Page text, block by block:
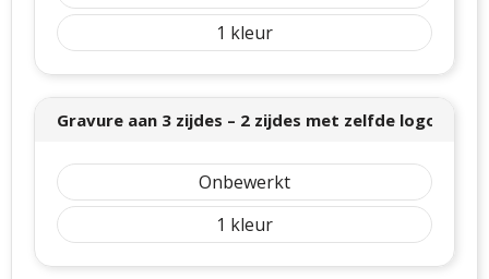
1
Gravure aan 3 zijdes – 2 zijdes met zelfde logo, 1
Onbewerkt
1